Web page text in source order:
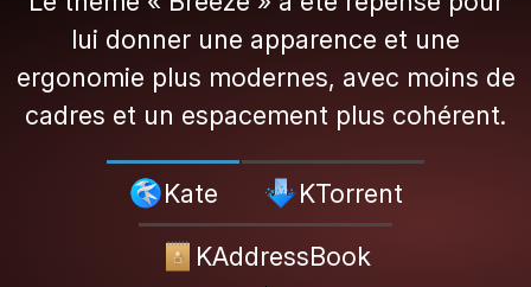
lui donner une apparence et une
ergonomie plus modernes, avec moins de
cadres et un espacement plus cohérent.
Kate KTorrent
KAddressBook